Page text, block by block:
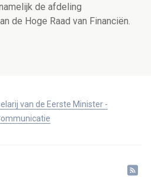
de afdeling
de Hoge Raad van Financiën.
van de Eerste Minister -